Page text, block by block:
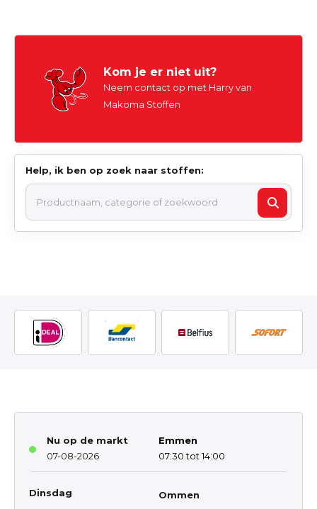
Kom je er niet uit?
Neem contact op met Harry van
Makoma Stoffen
Help, ik ben op zoek naar stoffen:
Nu op de markt
07-08-2026
Emmen
07:30 tot 14:00
Dinsdag
Ommen